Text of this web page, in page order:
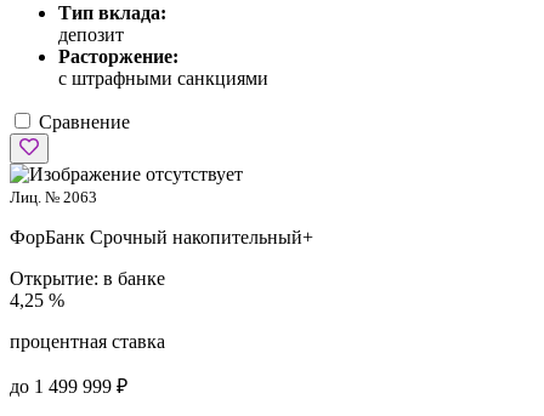
Тип вклада:
депозит
Расторжение:
с штрафными санкциями
Сравнение
Лиц. № 2063
ФорБанк Срочный накопительный+
Открытие: в банке
4,25 %
процентная ставка
до 1 499 999 ₽